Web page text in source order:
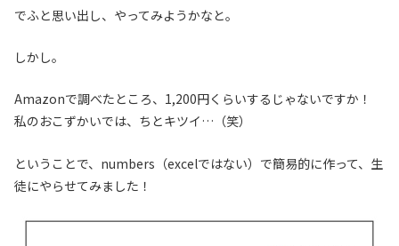
でふと思い出し、やってみようかなと。
しかし。
Amazonで調べたところ、1,200円くらいするじゃないですか！
私のおこずかいでは、ちとキツイ…（笑）
ということで、numbers（excelではない）で簡易的に作って、生
徒にやらせてみました！